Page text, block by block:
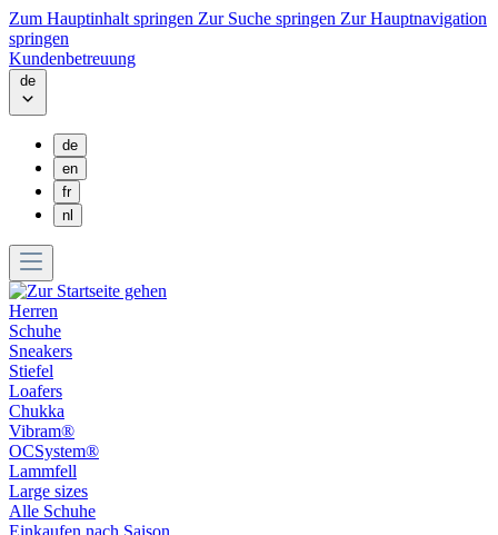
Zum Hauptinhalt springen Zur Suche springen Zur Hauptnavigation
springen
Kundenbetreuung
de
de
en
fr
nl
Herren
Schuhe
Sneakers
Stiefel
Loafers
Chukka
Vibram®
OCSystem®
Lammfell
Large sizes
Alle Schuhe
Einkaufen nach Saison